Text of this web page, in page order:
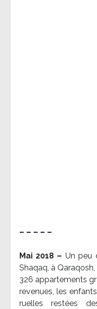
– – – – –
Mai 2018 – Un peu
Shaqaq, à
326 appartements
revenues, les
ruelles restées